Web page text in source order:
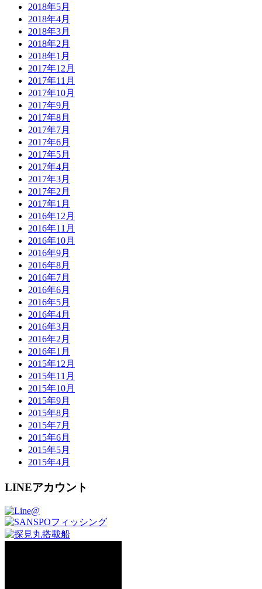
2018年5月
2018年4月
2018年3月
2018年2月
2018年1月
2017年12月
2017年11月
2017年10月
2017年9月
2017年8月
2017年7月
2017年6月
2017年5月
2017年4月
2017年3月
2017年2月
2017年1月
2016年12月
2016年11月
2016年10月
2016年9月
2016年8月
2016年7月
2016年6月
2016年5月
2016年4月
2016年3月
2016年2月
2016年1月
2015年12月
2015年11月
2015年10月
2015年9月
2015年8月
2015年7月
2015年6月
2015年5月
2015年4月
LINEアカウント